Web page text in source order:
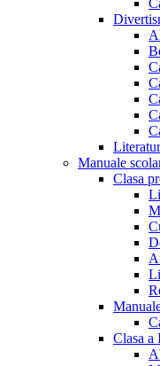
Manuale
Clasa
Clasa a